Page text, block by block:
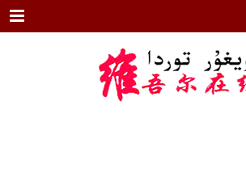
Menu